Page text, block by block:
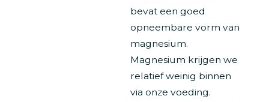
bevat een goed
opneembare vorm van
magnesium.
Magnesium krijgen we
relatief weinig binnen
via onze voeding.